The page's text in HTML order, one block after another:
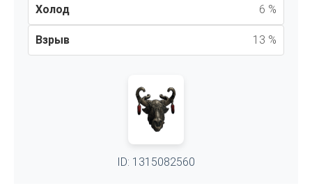
Холод 6 %
Взрыв 13 %
ID: 1315082560